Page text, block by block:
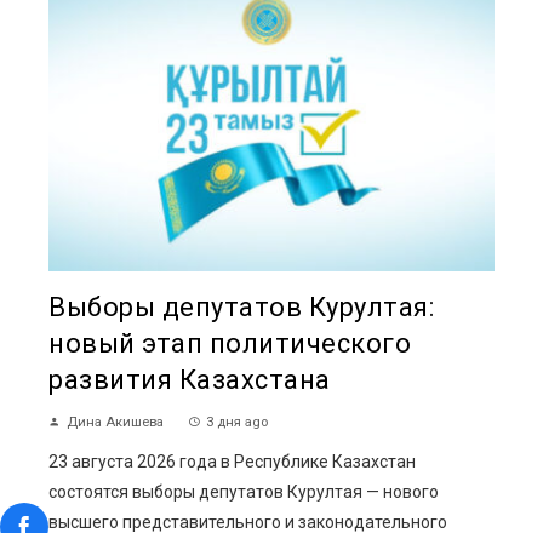
Выборы депутатов Курултая:
новый этап политического
развития Казахстана
Дина Акишева 3 дня ago
23 августа 2026 года в Республике Казахстан
состоятся выборы депутатов Курултая — нового
высшего представительного и законодательного